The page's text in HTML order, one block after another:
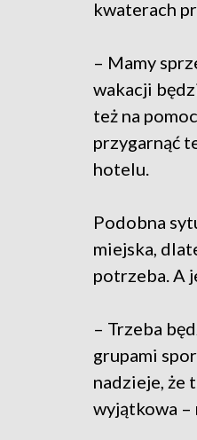
kwaterach
– Mamy
wakacji
też na
przygarnąć
hotelu.
Podobna
miejska,
potrzeba. A
– Trzeba
grupami
nadzieje, że
wyjątkowa –